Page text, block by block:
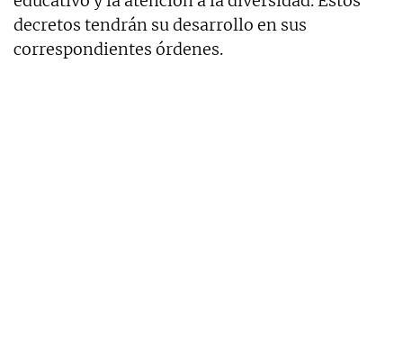
decretos tendrán su desarrollo en sus
correspondientes órdenes.